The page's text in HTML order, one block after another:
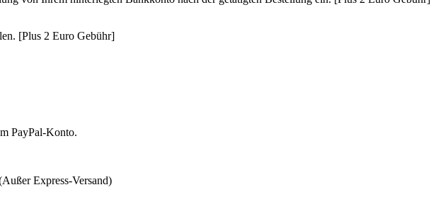
[Plus 2 Euro Gebühr]
PayPal-Konto.
Express-Versand)